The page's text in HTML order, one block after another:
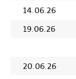
14.06.26
19.06.26
20.06.26